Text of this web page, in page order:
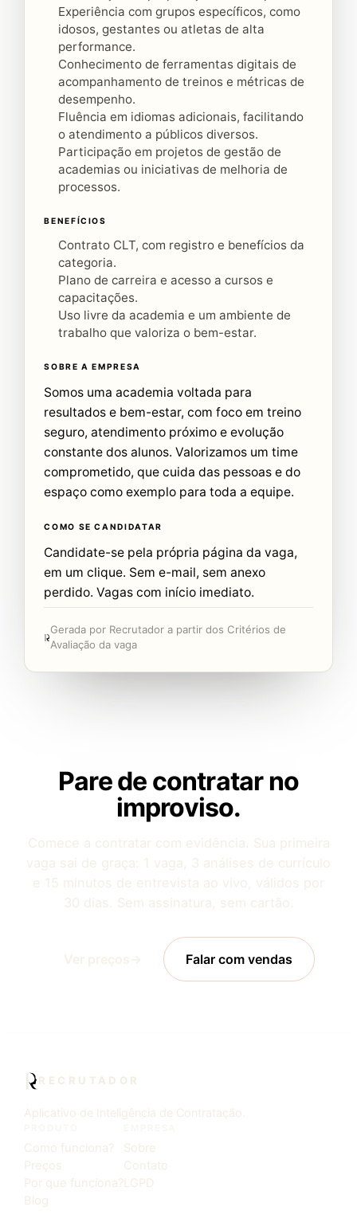
Experiência com grupos específicos, como
idosos, gestantes ou atletas de alta
performance.
Conhecimento de ferramentas digitais de
acompanhamento de treinos e métricas de
desempenho.
Fluência em idiomas adicionais, facilitando
o atendimento a públicos diversos.
Participação em projetos de gestão de
academias ou iniciativas de melhoria de
processos.
BENEFÍCIOS
Contrato CLT, com registro e benefícios da
categoria.
Plano de carreira e acesso a cursos e
capacitações.
Uso livre da academia e um ambiente de
trabalho que valoriza o bem-estar.
SOBRE A EMPRESA
Somos uma academia voltada para
resultados e bem-estar, com foco em treino
seguro, atendimento próximo e evolução
constante dos alunos. Valorizamos um time
comprometido, que cuida das pessoas e do
espaço como exemplo para toda a equipe.
COMO SE CANDIDATAR
Candidate-se pela própria página da vaga,
em um clique. Sem e-mail, sem anexo
perdido. Vagas com início imediato.
Gerada por Recrutador a partir dos Critérios de
Avaliação da vaga
Pare de contratar no
improviso.
Comece a contratar com evidência. Sua primeira
vaga sai de graça: 1 vaga, 3 análises de currículo
e 15 minutos de entrevista ao vivo, válidos por
30 dias. Sem assinatura, sem cartão.
Ver preços → Falar com vendas
RECRUTADOR
Aplicativo de Inteligência de Contratação.
Como funciona?
Preços
Por que funciona?
Blog
Sobre
Contato
LGPD